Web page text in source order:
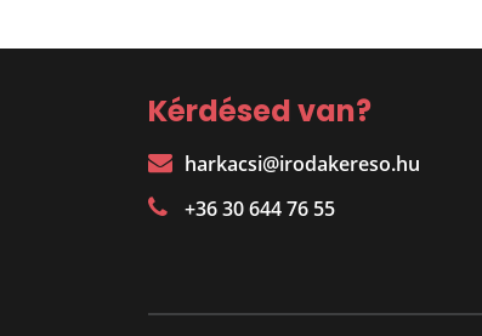
Kérdésed van?
harkacsi@irodakereso.hu
+36 30 644 76 55